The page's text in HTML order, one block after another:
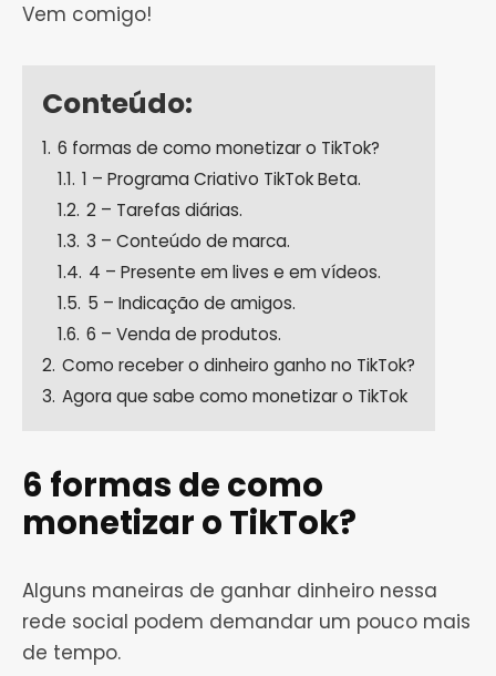
Vem comigo!
Conteúdo:
1. 6 formas de como monetizar o TikTok?
1.1. 1 – Programa Criativo TikTok Beta.
1.2. 2 – Tarefas diárias.
1.3. 3 – Conteúdo de marca.
1.4. 4 – Presente em lives e em vídeos.
1.5. 5 – Indicação de amigos.
1.6. 6 – Venda de produtos.
2. Como receber o dinheiro ganho no TikTok?
3. Agora que sabe como monetizar o TikTok
6 formas de como
monetizar o TikTok?
Alguns maneiras de ganhar dinheiro nessa
rede social podem demandar um pouco mais
de tempo.